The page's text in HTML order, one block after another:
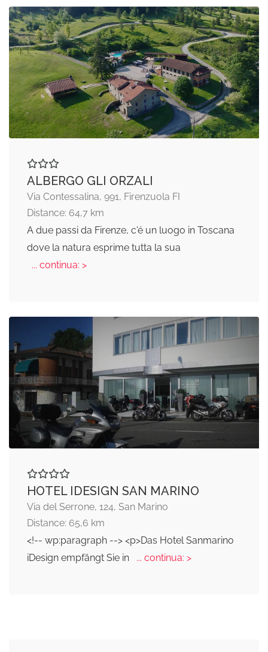
ALBERGO GLI ORZALI
Via Contessalina, 991, Firenzuola FI
Distance: 64,7 km
A due passi da Firenze, c'é un luogo in Toscana
dove la natura esprime tutta la sua
... continua: >
HOTEL IDESIGN SAN MARINO
Via del Serrone, 124, San Marino
Distance: 65,6 km
<!-- wp:paragraph --> <p>Das Hotel Sanmarino
iDesign empfängt Sie in
... continua: >